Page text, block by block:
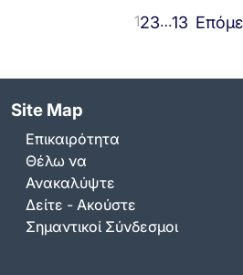
123…13
Site Map
Επικαιρότητα
Θέλω να
Ανακαλύψτε
Δείτε - Ακούστε
Σημαντικοί Σύνδεσμοι